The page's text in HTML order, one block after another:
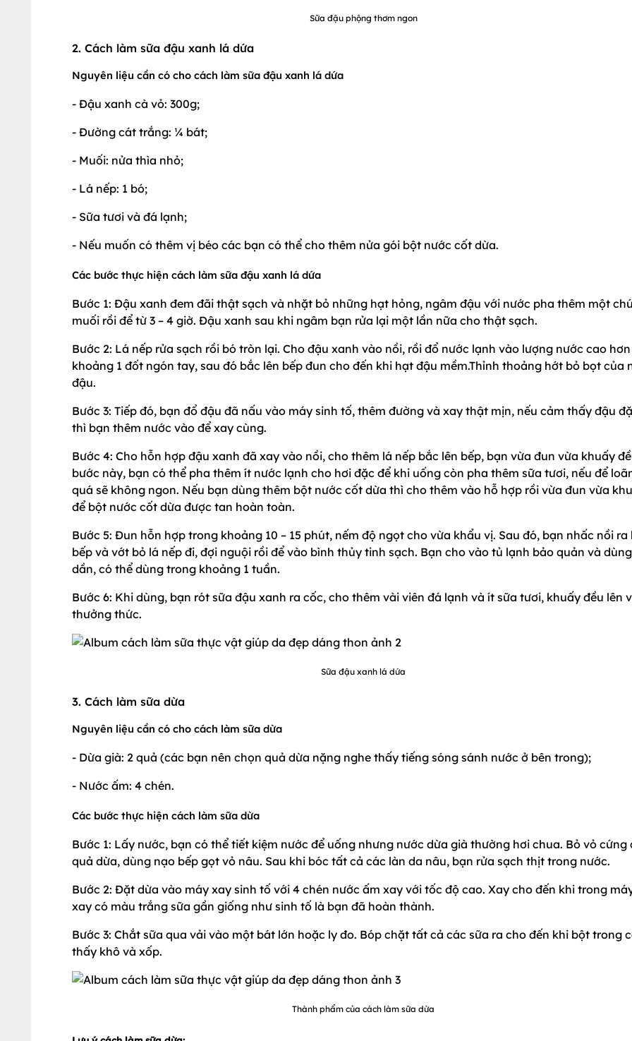
Sữa đậu phộng thơm ngon
2. Cách làm sữa đậu xanh lá dứa
Nguyên liệu cần có cho cách làm sữa đậu xanh lá dứa
- Đậu xanh cà vỏ: 300g;
- Đường cát trắng: ¼ bát;
- Muối: nửa thìa nhỏ;
- Lá nếp: 1 bó;
- Sữa tươi và đá lạnh;
- Nếu muốn có thêm vị béo các bạn có thể cho thêm nửa gói bột nước cốt dừa.
Các bước thực hiện cách làm sữa đậu xanh lá dứa
Bước 1: Đậu xanh đem đãi thật sạch và nhặt bỏ những hạt hỏng, ngâm đậu với nước pha thêm một
muối rồi để từ 3 – 4 giờ. Đậu xanh sau khi ngâm bạn rửa lại một lần nữa cho thật sạch.
Bước 2: Lá nếp rửa sạch rồi bó tròn lại. Cho đậu xanh vào nồi, rồi đổ nước lạnh vào lượng nước cao
khoảng 1 đốt ngón tay, sau đó bắc lên bếp đun cho đến khi hạt đậu mềm.Thỉnh thoảng hớt bỏ bọt của
đậu.
Bước 3: Tiếp đó, bạn đổ đậu đã nấu vào máy sinh tố, thêm đường và xay thật mịn, nếu cảm thấy đậu
thì bạn thêm nước vào để xay cùng.
Bước 4: Cho hỗn hợp đậu xanh đã xay vào nồi, cho thêm lá nếp bắc lên bếp, bạn vừa đun vừa khuấy
bước này, bạn có thể pha thêm ít nước lạnh cho hơi đặc để khi uống còn pha thêm sữa tươi, nếu để
quá sẽ không ngon. Nếu bạn dùng thêm bột nước cốt dừa thì cho thêm vào hỗ hợp rồi vừa đun vừa
để bột nước cốt dừa được tan hoàn toàn.
Bước 5: Đun hỗn hợp trong khoảng 10 – 15 phút, nếm độ ngọt cho vừa khẩu vị. Sau đó, bạn nhấc nồi ra
bếp và vớt bỏ lá nếp đi, đợi nguội rồi để vào bình thủy tinh sạch. Bạn cho vào tủ lạnh bảo quản và dùng
dần, có thể dùng trong khoảng 1 tuần.
Bước 6: Khi dùng, bạn rót sữa đậu xanh ra cốc, cho thêm vài viên đá lạnh và ít sữa tươi, khuấy đều lên
thưởng thức.
Sữa đậu xanh lá dứa
3. Cách làm sữa dừa
Nguyên liệu cần có cho cách làm sữa dừa
- Dừa già: 2 quả (các bạn nên chọn quả dừa nặng nghe thấy tiếng sóng sánh nước ở bên trong);
- Nước ấm: 4 chén.
Các bước thực hiện cách làm sữa dừa
Bước 1: Lấy nước, bạn có thể tiết kiệm nước để uống nhưng nước dừa già thường hơi chua. Bỏ vỏ cứng
quả dừa, dùng nạo bếp gọt vỏ nâu. Sau khi bóc tất cả các làn da nâu, bạn rửa sạch thịt trong nước.
Bước 2: Đặt dừa vào máy xay sinh tố với 4 chén nước ấm xay với tốc độ cao. Xay cho đến khi trong
xay có màu trắng sữa gần giống như sinh tố là bạn đã hoàn thành.
Bước 3: Chắt sữa qua vải vào một bát lớn hoặc ly đo. Bóp chặt tất cả các sữa ra cho đến khi bột trong
thấy khô và xốp.
Thành phẩm của cách làm sữa dừa